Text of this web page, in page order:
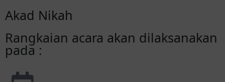
Akad Nikah
Rangkaian acara akan dilaksanakan
pada :